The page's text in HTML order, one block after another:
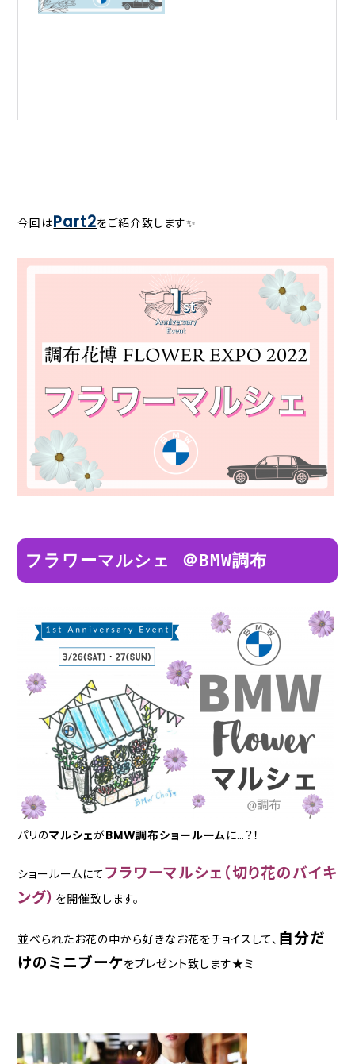
今回はPart2をご紹介致します✨
フラワーマルシェ ＠BMW調布
パリのマルシェがBMW調布ショールームに…？！
ショールームにて フラワーマルシェ（切り花のバイキ
ング） を開催致します。
並べられたお花の中から好きなお花をチョイスして、 自分だ
けのミニブーケをプレゼント致します★ミ